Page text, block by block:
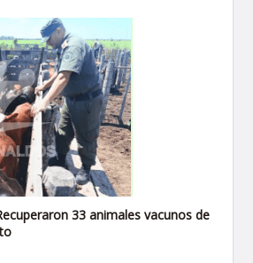
33 animales vacunos de